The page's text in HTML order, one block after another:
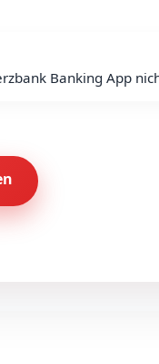
Banking App